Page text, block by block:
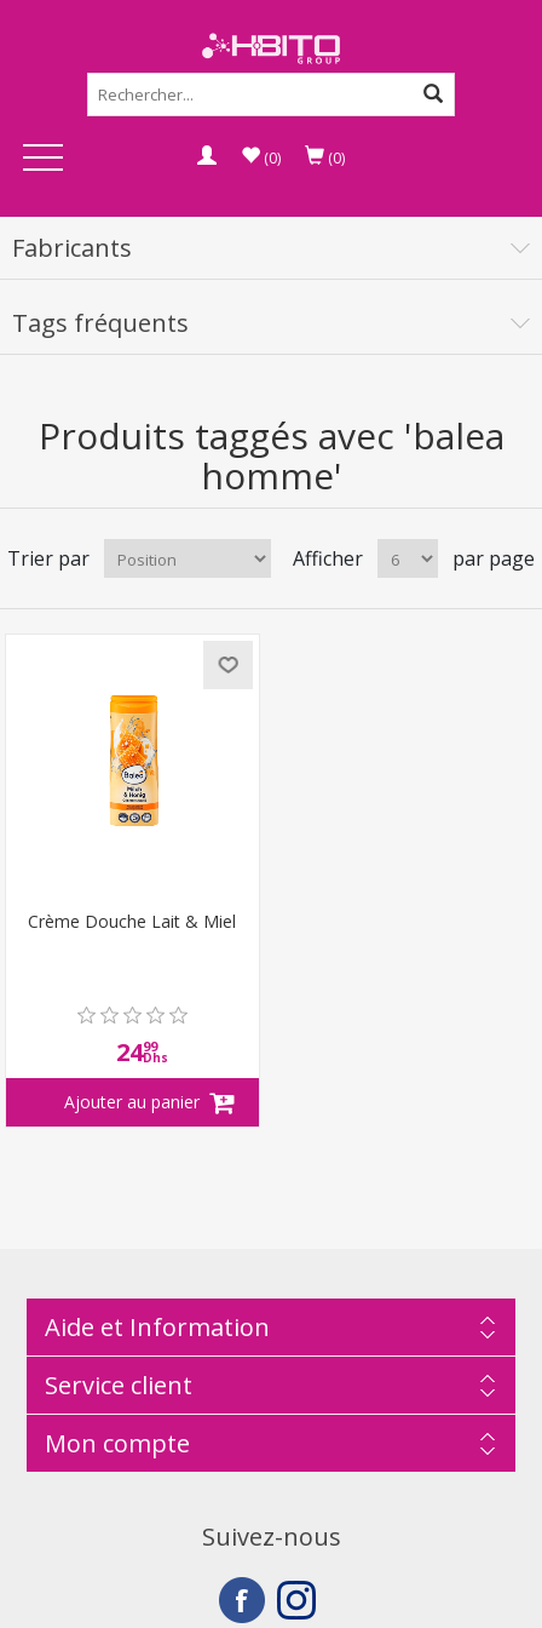
(0) (0)
Fabricants
Tags fréquents
Produits taggés avec 'balea
homme'
Trier par Afficher par page
Crème Douche Lait & Miel
2499
Dhs
Aide et Information
Service client
Mon compte
Suivez-nous